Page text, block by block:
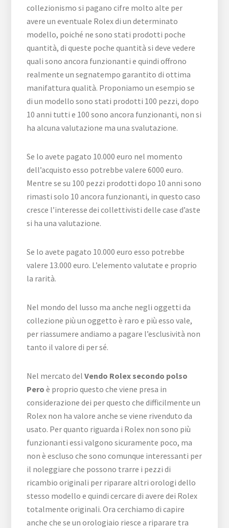
collezionismo si pagano cifre molto alte per
avere un eventuale Rolex di un determinato
modello, poiché ne sono stati prodotti poche
quantità, di queste poche quantità si deve vedere
quali sono ancora funzionanti e quindi offrono
realmente un segnatempo garantito di ottima
manifattura qualità. Proponiamo un esempio se
di un modello sono stati prodotti 100 pezzi, dopo
10 anni tutti e 100 sono ancora funzionanti, non si
ha alcuna valutazione ma una svalutazione.
Se lo avete pagato 10.000 euro nel momento
dell’acquisto esso potrebbe valere 6000 euro.
Mentre se su 100 pezzi prodotti dopo 10 anni sono
rimasti solo 10 ancora funzionanti, in questo caso
cresce l’interesse dei collettivisti delle case d’aste
si ha una valutazione.
Se lo avete pagato 10.000 euro esso potrebbe
valere 13.000 euro. L’elemento valutate e proprio
la rarità.
Nel mondo del lusso ma anche negli oggetti da
collezione più un oggetto è raro e più esso vale,
per riassumere andiamo a pagare l’esclusività non
tanto il valore di per sé.
Nel mercato delVendo Rolex secondo polso
Pero è proprio questo che viene presa in
considerazione dei per questo che difficilmente un
Rolex non ha valore anche se viene rivenduto da
usato. Per quanto riguarda i Rolex non sono più
funzionanti essi valgono sicuramente poco, ma
non è escluso che sono comunque interessanti per
il noleggiare che possono trarre i pezzi di
ricambio originali per riparare altri orologi dello
stesso modello e quindi cercare di avere dei Rolex
totalmente originali. Ora cerchiamo di capire
anche che se un orologiaio riesce a riparare tra